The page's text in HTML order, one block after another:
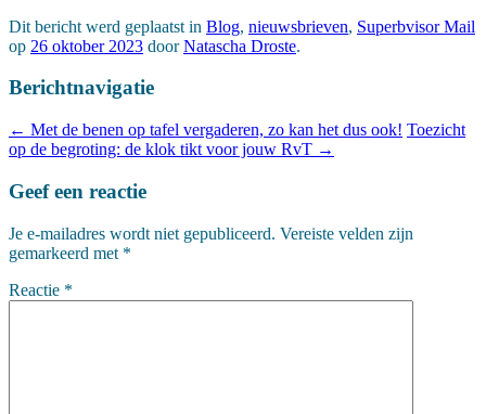
Dit bericht werd geplaatst in Blog, nieuwsbrieven, Superbvisor Mail
op 26 oktober 2023 doorNatascha Droste.
Berichtnavigatie
← Met de benen op tafel vergaderen, zo kan het dus ook! Toezicht
op de begroting: de klok tikt voor jouw RvT →
Geef een reactie
Je e-mailadres wordt niet gepubliceerd. Vereiste velden zijn
gemarkeerd met *
Reactie *